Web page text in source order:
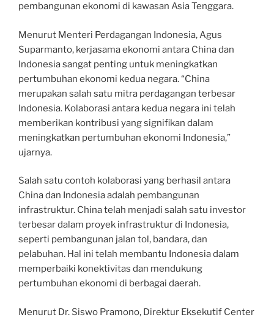
pembangunan ekonomi di kawasan Asia Tenggara.
Menurut Menteri Perdagangan Indonesia, Agus
Suparmanto, kerjasama ekonomi antara China dan
Indonesia sangat penting untuk meningkatkan
pertumbuhan ekonomi kedua negara. “China
merupakan salah satu mitra perdagangan terbesar
Indonesia. Kolaborasi antara kedua negara ini telah
memberikan kontribusi yang signifikan dalam
meningkatkan pertumbuhan ekonomi Indonesia,”
ujarnya.
Salah satu contoh kolaborasi yang berhasil antara
China dan Indonesia adalah pembangunan
infrastruktur. China telah menjadi salah satu investor
terbesar dalam proyek infrastruktur di Indonesia,
seperti pembangunan jalan tol, bandara, dan
pelabuhan. Hal ini telah membantu Indonesia dalam
memperbaiki konektivitas dan mendukung
pertumbuhan ekonomi di berbagai daerah.
Menurut Dr. Siswo Pramono, Direktur Eksekutif Center